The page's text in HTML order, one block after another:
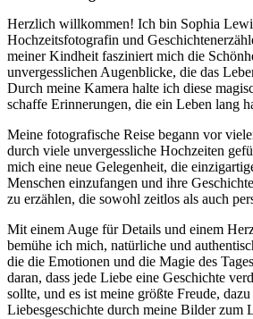
Herzlich willkommen! Ich bin Sophia
Hochzeitsfotografin und
meiner Kindheit fasziniert mich die
unvergesslichen Augenblicke, die das
Durch meine Kamera halte ich diese
schaffe Erinnerungen, die ein Leben lang
Meine fotografische Reise begann vor
durch viele unvergessliche Hochzeiten
mich eine neue Gelegenheit, die
Menschen einzufangen und ihre
zu erzählen, die sowohl zeitlos als auch
Mit einem Auge für Details und einem
bemühe ich mich, natürliche und
die die Emotionen und die Magie des
daran, dass jede Liebe eine Geschichte
sollte, und es ist meine größte Freude,
Liebesgeschichte durch meine Bilder zum